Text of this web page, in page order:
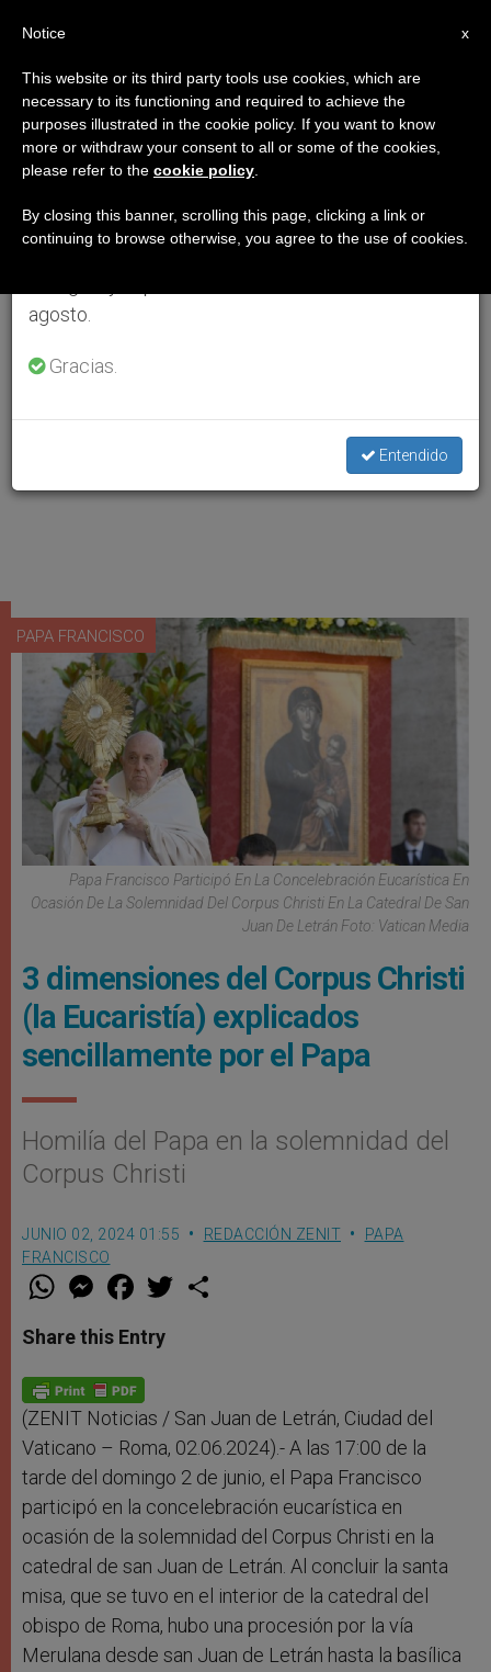
PAPA FRANCISCO
Papa Francisco Participó En La Concelebración Eucarística En
Ocasión De La Solemnidad Del Corpus Christi En La Catedral De San
Juan De Letrán Foto: Vatican Media
3 dimensiones del Corpus Christi
(la Eucaristía) explicados
sencillamente por el Papa
Homilía del Papa en la solemnidad del
Corpus Christi
JUNIO 02, 2024 01:55 REDACCIÓN ZENIT
PAPA
FRANCISCO
W
t
s
p
p
M
e
s
e
g
e
r
F
a
e
b
o
k
w
Share this Entry
(ZENIT Noticias / San Juan de Letrán, Ciudad del
Vaticano – Roma, 02.06.2024).- A las 17:00 de la
tarde del domingo 2 de junio, el Papa Francisco
participó en la concelebración eucarística en
ocasión de la solemnidad del Corpus Christi en la
catedral de san Juan de Letrán. Al concluir la santa
misa, que se tuvo en el interior de la catedral del
obispo de Roma, hubo una procesión por la vía
Merulana desde san Juan de Letrán hasta la basílica
×
Aviso importante
Del 27 de julio al 7 de agosto haremos la pausa
anual, aprovechando que en el periodo de verano
se generan menos informaciones y también el
agosto.
Gracias.
Entendido
x
Notice
This website or its third party tools use cookies, which are
necessary to its functioning and required to achieve the
purposes illustrated in the cookie policy. If you want to know
more or withdraw your consent to all or some of the cookies,
please refer to the cookie policy
By closing this banner, scrolling this page, clicking a link or
continuing to browse otherwise, you agree to the use of cookies.